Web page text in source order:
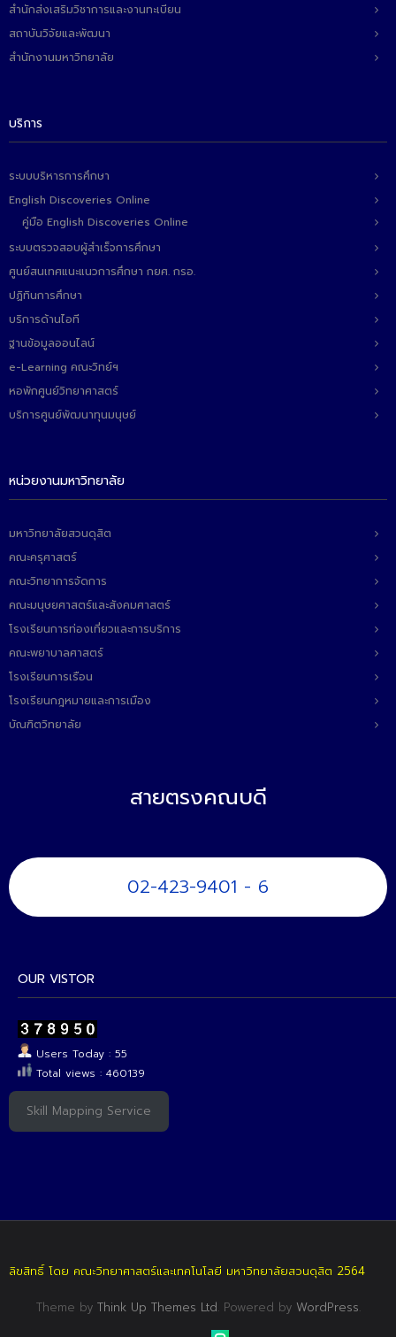
- โครงการส่งเสริมการปลูกกล้วยเล็บมือนางฯ
- ผลงาน/รางวัล
- งานวิจัย/นวัตกรรม
สำนักส่งเสริมวิชาการและงานทะเบียน
สถาบันวิจัยและพัฒนา
สำนักงานมหาวิทยาลัย
บริการ
ระบบบริหารการศึกษา
English Discoveries Online
คู่มือ English Discoveries Online
ระบบตรวจสอบผู้สำเร็จการศึกษา
ศูนย์สนเทศแนะแนวการศึกษา กยศ. กรอ.
ปฏิทินการศึกษา
บริการด้านไอที
ฐานข้อมูลออนไลน์
e-Learning คณะวิทย์ฯ
หอพักศูนย์วิทยาศาสตร์
บริการศูนย์พัฒนาทุนมนุษย์
หน่วยงานมหาวิทยาลัย
มหาวิทยาลัยสวนดุสิต
คณะครุศาสตร์
คณะวิทยาการจัดการ
คณะมนุษยศาสตร์และสังคมศาสตร์
โรงเรียนการท่องเที่ยวและการบริการ
คณะพยาบาลศาสตร์
โรงเรียนการเรือน
โรงเรียนกฎหมายและการเมือง
บัณฑิตวิทยาลัย
สายตรงคณบดี
02-423-9401 - 6
OUR VISTOR
Users Today : 55
Total views : 460139
Skill Mapping Service
ลิขสิทธิ์ โดย คณะวิทยาศาสตร์และเทคโนโลยี มหาวิทยาลัยสวนดุสิต 2564
Theme by Think Up Themes Ltd. Powered by WordPress.